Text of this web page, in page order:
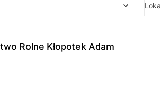
Rolne Kłopotek Adam